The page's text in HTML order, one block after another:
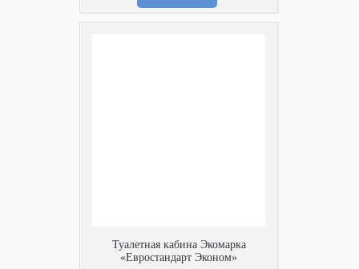
Туалетная кабина Экомарка
«Евростандарт Эконом»